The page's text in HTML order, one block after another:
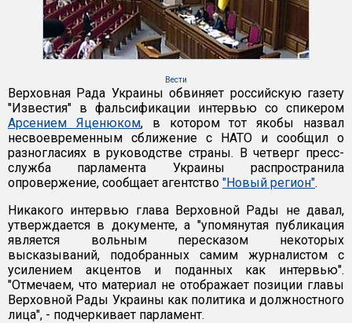
Вести
Верховная Рада Украины обвиняет российскую газету
"Известия" в фальсификации интервью со спикером
Арсением Яценюком, в котором тот якобы назвал
несвоевременным сближение с НАТО и сообщил о
разногласиях в руководстве страны. В четверг пресс-
служба парламента Украины распространила
опровержение, сообщает агентство "Новый регион".
Никакого интервью глава Верховной Рады не давал,
утверждается в документе, а "упомянутая публикация
является вольным пересказом некоторых
высказываний, подобранных самим журналистом с
усилением акцентов и поданных как интервью".
"Отмечаем, что материал не отображает позиции главы
Верховной Рады Украины как политика и должностного
лица", - подчеркивает парламент.